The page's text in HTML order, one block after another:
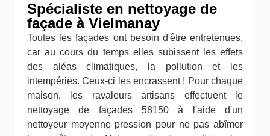
Spécialiste en nettoyage de
façade à Vielmanay
Toutes les façades ont besoin d'être entretenues,
car au cours du temps elles subissent les effets
des aléas climatiques, la pollution et les
intempéries. Ceux-ci les encrassent ! Pour chaque
maison, les ravaleurs artisans effectuent le
nettoyage de façades 58150 à l'aide d'un
nettoyeur moyenne pression pour ne pas abîmer